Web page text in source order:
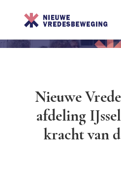
Nieuwe
afdeling
kracht van